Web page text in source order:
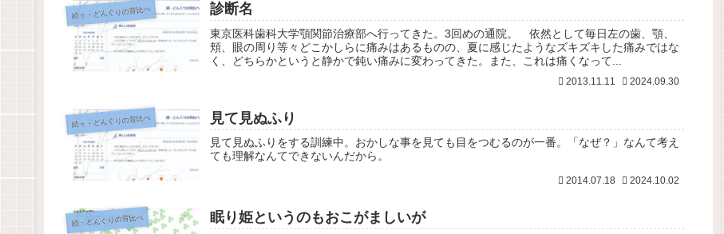
続々・どんぐりの背比べ 診断名
東京医科歯科大学顎関節治療部へ行ってきた。3回めの通院。 依然として毎日左の歯、顎、
頬、眼の周り等々どこかしらに痛みはあるものの、夏に感じたようなズキズキした痛みではな
く、どちらかというと静かで鈍い痛みに変わってきた。また、これは痛くなって...
2013.11.11 2024.09.30
続々・どんぐりの背比べ 見て見ぬふり
見て見ぬふりをする訓練中。おかしな事を見ても目をつむるのが一番。「なぜ？」なんて考え
ても理解なんてできないんだから。
2014.07.18 2024.10.02
続・どんぐりの背比べ 眠り姫というのもおこがましいが